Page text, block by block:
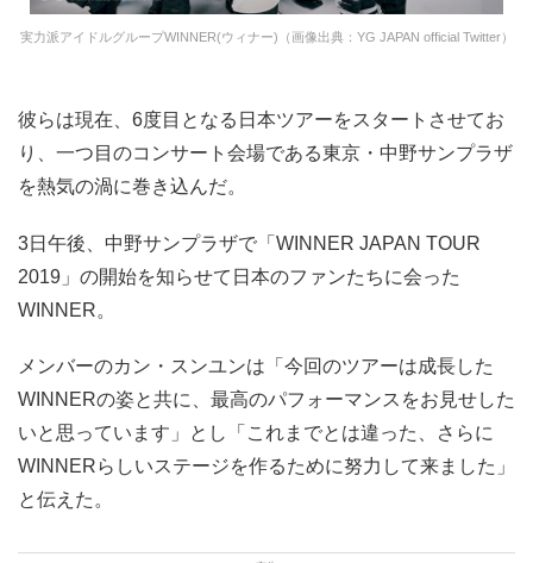
実力派アイドルグループWINNER(ウィナー)（画像出典：YG JAPAN official Twitter）
彼らは現在、6度目となる日本ツアーをスタートさせてお
り、一つ目のコンサート会場である東京・中野サンプラザ
を熱気の渦に巻き込んだ。
3日午後、中野サンプラザで「WINNER JAPAN TOUR
2019」の開始を知らせて日本のファンたちに会った
WINNER。
メンバーのカン・スンユンは「今回のツアーは成長した
WINNERの姿と共に、最高のパフォーマンスをお見せした
いと思っています」とし「これまでとは違った、さらに
WINNERらしいステージを作るために努力して来ました」
と伝えた。